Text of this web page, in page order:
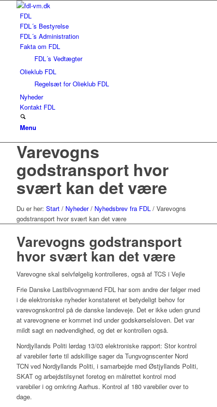
FDL
FDL´s Bestyrelse
FDL´s Administration
Fakta om FDL
FDL´s Vedtægter
Olieklub FDL
Regelsæt for Olieklub FDL
Nyheder
Kontakt FDL
Menu
Varevogns
godstransport hvor
svært kan det være
Du er her: Start / Nyheder / Nyhedsbrev fra FDL / Varevogns
godstransport hvor svært kan det være
Varevogns godstransport
hvor svært kan det være
Varevogne skal selvfølgelig kontrolleres, også af TCS i Vejle
Frie Danske Lastbilvognmænd FDL har som andre der følger med
i de elektroniske nyheder konstateret et betydeligt behov for
varevognskontrol på de danske landeveje. Det er ikke uden grund
at varevognene er kommet ind under godskørselsloven. Det var
mildt sagt en nødvendighed, og det er kontrollen også.
Nordjyllands Politi lørdag 13/03 elektroniske rapport: Stor kontrol
af varebiler førte til adskillige sager da Tungvognscenter Nord
TCN ved Nordjyllands Politi, i samarbejde med Østjyllands Politi,
SKAT og arbejdstilsynet foretog en målrettet kontrol mod
varebiler i og omkring Aarhus. Kontrol af 180 varebiler over to
dage.